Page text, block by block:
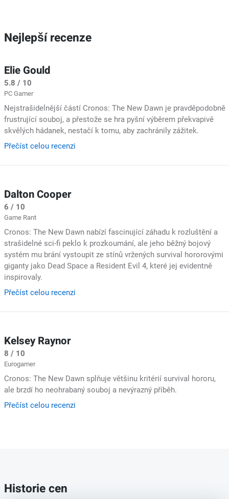
Nejlepší recenze
Elie Gould
5.8 / 10
PC Gamer
Nejstrašidelnější částí Cronos: The New Dawn je pravděpodobně
frustrující souboj, a přestože se hra pyšní výběrem překvapivě
skvělých hádanek, nestačí k tomu, aby zachránily zážitek.
Přečíst celou recenzi
Dalton Cooper
6 / 10
Game Rant
Cronos: The New Dawn nabízí fascinující záhadu k rozluštění a
strašidelné sci-fi peklo k prozkoumání, ale jeho běžný bojový
systém mu brání vystoupit ze stínů vržených survival hororovými
giganty jako Dead Space a Resident Evil 4, které jej evidentně
inspirovaly.
Přečíst celou recenzi
Kelsey Raynor
8 / 10
Eurogamer
Cronos: The New Dawn splňuje většinu kritérií survival hororu,
ale brzdí ho neohrabaný souboj a nevýrazný příběh.
Přečíst celou recenzi
Historie cen